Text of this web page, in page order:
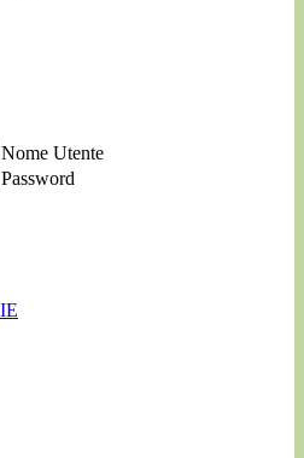
Nome Utente
Password